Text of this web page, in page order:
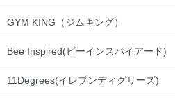
GYM KING（ジムキング）
Bee Inspired(ビーインスパイアード)
11Degrees(イレブンディグリーズ)